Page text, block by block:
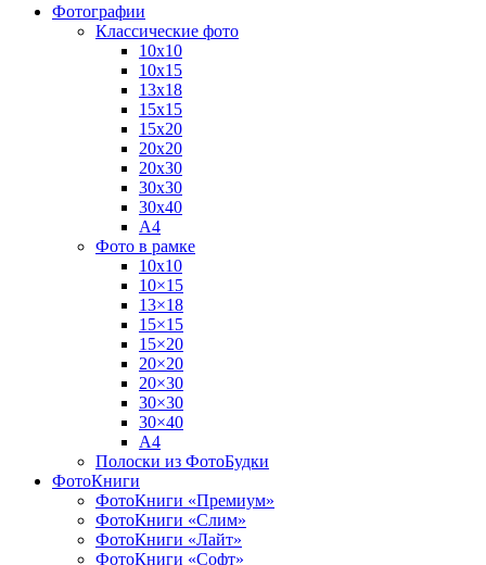
Фотографии
Классические фото
10х10
10х15
13х18
15х15
15х20
20х20
20х30
30х30
30х40
А4
Фото в рамке
10х10
10×15
13×18
15×15
15×20
20×20
20×30
30×30
30×40
A4
Полоски из ФотоБудки
ФотоКниги
ФотоКниги «Премиум»
ФотоКниги «Слим»
ФотоКниги «Лайт»
ФотоКниги «Софт»